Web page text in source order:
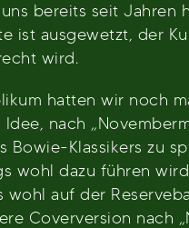
bereits seit Jahren
ist ausgewetzt, der
wird.
hatten wir noch
nach
Bowie-Klassikers zu
wohl dazu führen
auf der
Coverversion nach